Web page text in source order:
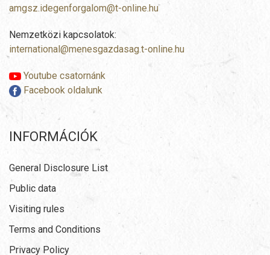
amgsz.idegenforgalom@t-online.hu
Nemzetközi kapcsolatok:
international@menesgazdasag.t-online.hu
Youtube csatornánk
Facebook oldalunk
INFORMÁCIÓK
General Disclosure List
Public data
Visiting rules
Terms and Conditions
Privacy Policy